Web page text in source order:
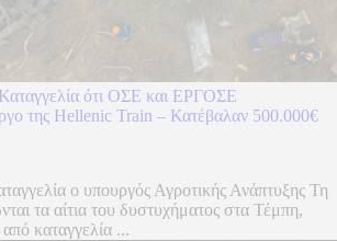
ότι ΟΣΕ και ΕΡΓΟΣΕ
της Hellenic Train – Κατέβαλαν 500.000€
ο υπουργός Αγροτικής Ανάπτυξης Τη
τα αίτια του δυστυχήματος στα Τέμπη,
καταγγελία ...